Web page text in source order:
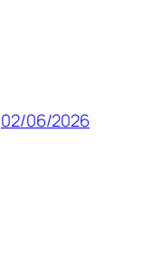
02/06/2026